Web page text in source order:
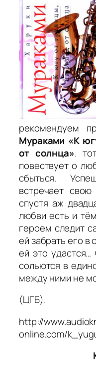
рекомендуем
Мураками «К
от солнца».
повествует о
сбыться.
встречает
спустя аж
любви есть и
героем следит
ей забрать его в
ей это
сольются в
между ними не
(ЦГБ).
http://
online.com/